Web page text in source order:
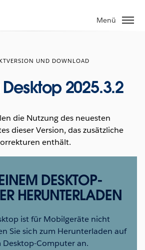
Menü
UND DOWNLOAD
2025.3.2
die Nutzung des neuesten
dieser Version, das zusätzliche
enthält.
DESKTOP-
HERUNTERLADEN
ist für Mobilgeräte nicht
Sie sich zum Herunterladen auf
Desktop-Computer an.